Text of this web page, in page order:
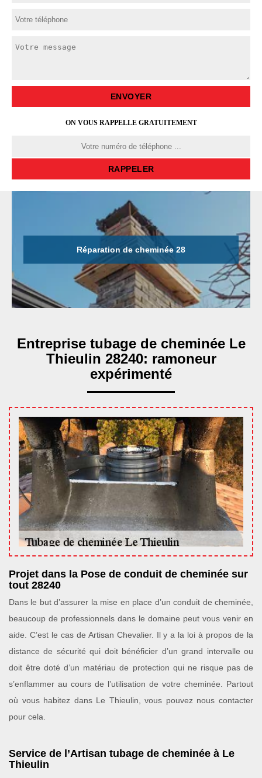
ON VOUS RAPPELLE GRATUITEMENT
Réparation de cheminée 28
Entreprise tubage de cheminée Le
Thieulin 28240: ramoneur
expérimenté
Projet dans la Pose de conduit de cheminée sur
tout 28240
Dans le but d’assurer la mise en place d’un conduit de cheminée,
beaucoup de professionnels dans le domaine peut vous venir en
aide. C’est le cas de Artisan Chevalier. Il y a la loi à propos de la
distance de sécurité qui doit bénéficier d’un grand intervalle ou
doit être doté d’un matériau de protection qui ne risque pas de
s’enflammer au cours de l’utilisation de votre cheminée. Partout
où vous habitez dans Le Thieulin, vous pouvez nous contacter
pour cela.
Service de l’Artisan tubage de cheminée à Le
Thieulin